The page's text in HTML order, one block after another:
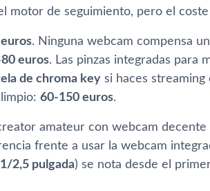
motor de seguimiento, pero el
. Ninguna webcam compensa
euros. Las pinzas integradas para
de chroma key si haces
60-150 euros.
amateur con webcam decente
frente a usar la webcam
2,5 pulgada) se nota desde el